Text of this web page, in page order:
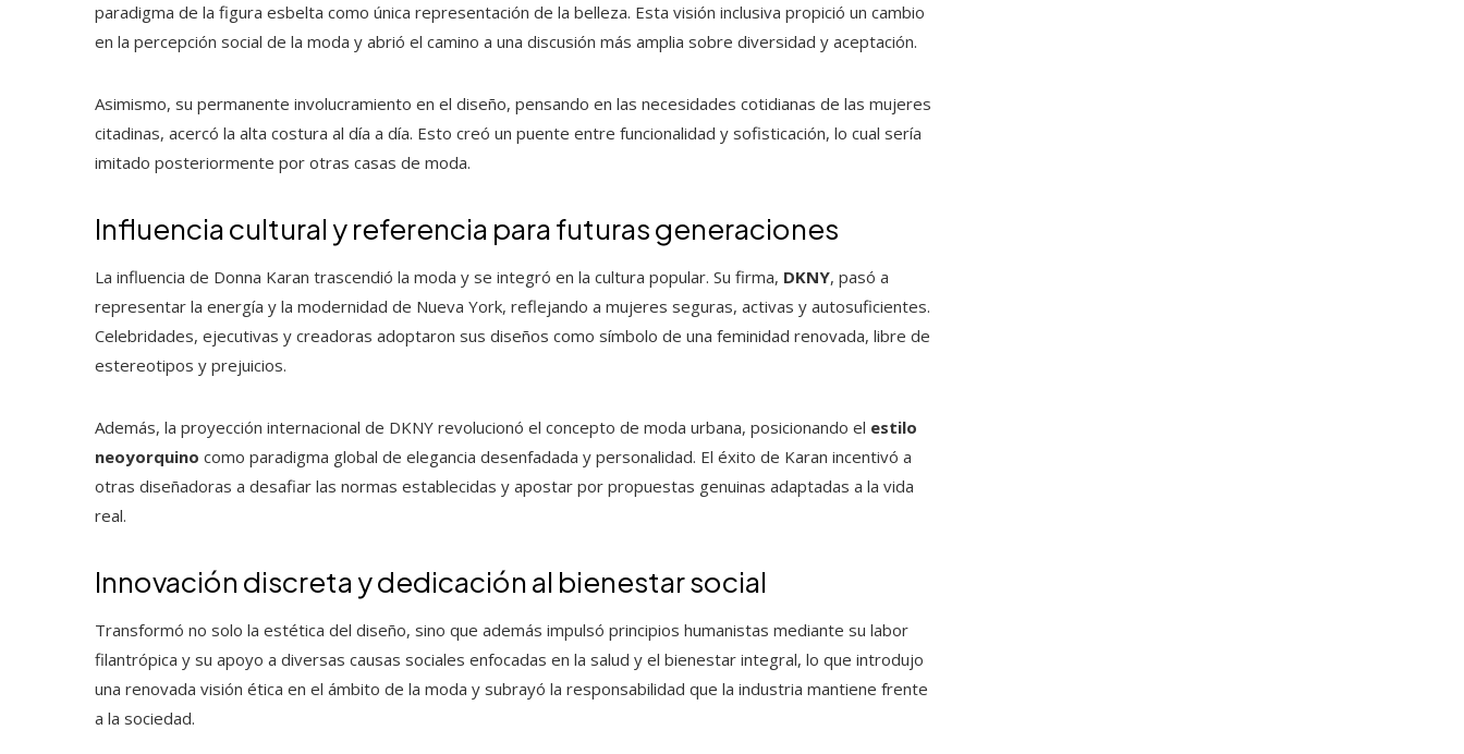
paradigma de la figura esbelta como única representación de la belleza. Esta visión inclusiva propició un cambio
en la percepción social de la moda y abrió el camino a una discusión más amplia sobre diversidad y aceptación.
Asimismo, su permanente involucramiento en el diseño, pensando en las necesidades cotidianas de las mujeres
citadinas, acercó la alta costura al día a día. Esto creó un puente entre funcionalidad y sofisticación, lo cual sería
imitado posteriormente por otras casas de moda.
Influencia cultural y referencia para futuras generaciones
La influencia de Donna Karan trascendió la moda y se integró en la cultura popular. Su firma, DKNY, pasó a
representar la energía y la modernidad de Nueva York, reflejando a mujeres seguras, activas y autosuficientes.
Celebridades, ejecutivas y creadoras adoptaron sus diseños como símbolo de una feminidad renovada, libre de
estereotipos y prejuicios.
Además, la proyección internacional de DKNY revolucionó el concepto de moda urbana, posicionando el estilo
neoyorquino como paradigma global de elegancia desenfadada y personalidad. El éxito de Karan incentivó a
otras diseñadoras a desafiar las normas establecidas y apostar por propuestas genuinas adaptadas a la vida
real.
Innovación discreta y dedicación al bienestar social
Transformó no solo la estética del diseño, sino que además impulsó principios humanistas mediante su labor
filantrópica y su apoyo a diversas causas sociales enfocadas en la salud y el bienestar integral, lo que introdujo
una renovada visión ética en el ámbito de la moda y subrayó la responsabilidad que la industria mantiene frente
a la sociedad.